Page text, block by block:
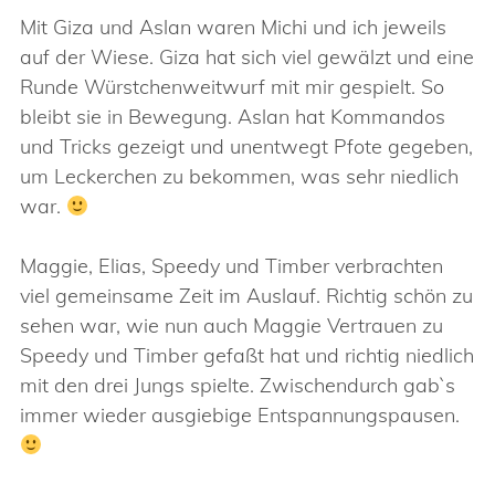
Mit Giza und Aslan waren Michi und ich jeweils
auf der Wiese. Giza hat sich viel gewälzt und eine
Runde Würstchenweitwurf mit mir gespielt. So
bleibt sie in Bewegung. Aslan hat Kommandos
und Tricks gezeigt und unentwegt Pfote gegeben,
um Leckerchen zu bekommen, was sehr niedlich
war.
Maggie, Elias, Speedy und Timber verbrachten
viel gemeinsame Zeit im Auslauf. Richtig schön zu
sehen war, wie nun auch Maggie Vertrauen zu
Speedy und Timber gefaßt hat und richtig niedlich
mit den drei Jungs spielte. Zwischendurch gab`s
immer wieder ausgiebige Entspannungspausen.